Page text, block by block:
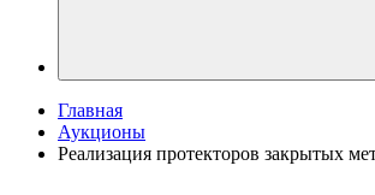
Главная
Аукционы
Реализация протекторов закрытых